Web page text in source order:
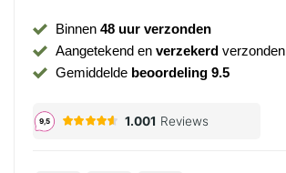
Binnen 48 uur verzonden
Aangetekend en verzekerdverzonden
Gemiddelde beoordeling 9.5